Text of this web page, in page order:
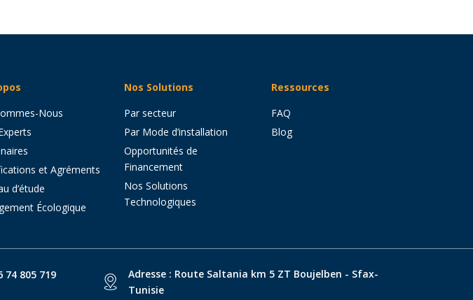
Nous
et Agréments
d’étude
Écologique
Nos Solutions
Par secteur
Par Mode d’installation
Opportunités de
Financement
Nos Solutions
Technologiques
Ressources
FAQ
Blog
74 805 719
Adresse : Route Saltania km 5 ZT Boujelben - Sfax-
Tunisie